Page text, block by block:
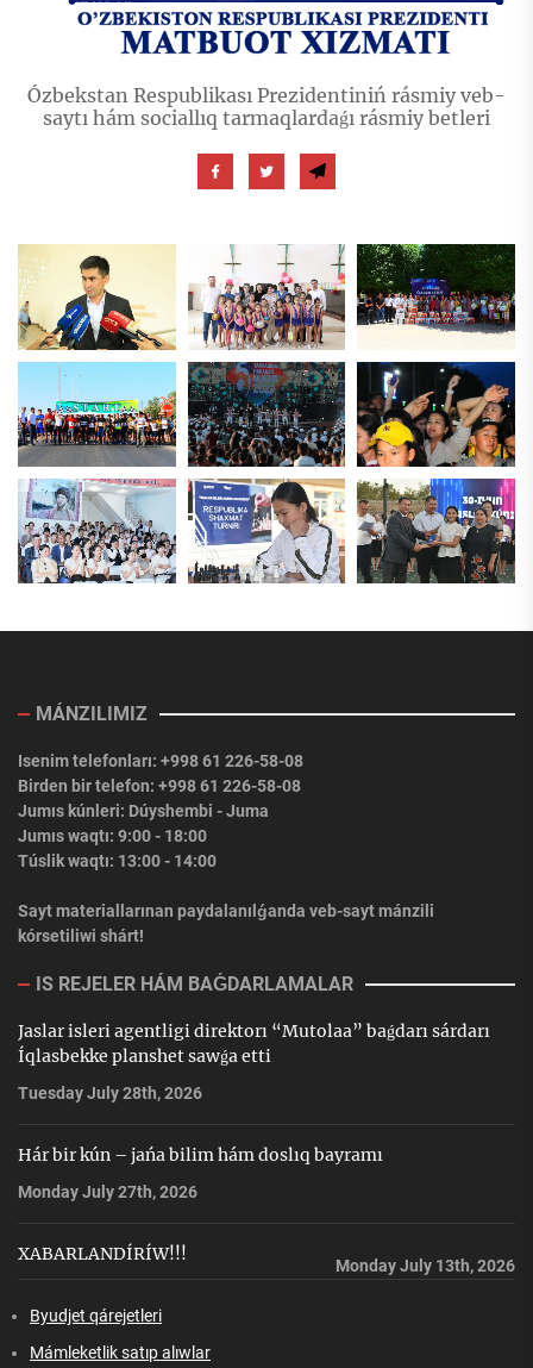
Ózbekstan Respublikası Prezidentiniń rásmiy veb-
saytı hám sociallıq tarmaqlardaǵı rásmiy betleri
MÁNZILIMIZ
Isenim telefonları: +998 61 226-58-08
Birden bir telefon: +998 61 226-58-08
Jumıs kúnleri: Dúyshembi - Juma
Jumıs waqtı: 9:00 - 18:00
Túslik waqtı: 13:00 - 14:00
Sayt materiallarınan paydalanılǵanda veb-sayt mánzili
kórsetiliwi shárt!
IS REJELER HÁM BAǴDARLAMALAR
Jaslar isleri agentligi direktorı “Mutolaa” baǵdarı sárdarı
Íqlasbekke planshet sawǵa etti
Tuesday July 28th, 2026
Hár bir kún – jańa bilim hám doslıq bayramı
Monday July 27th, 2026
XABARLANDÍRÍW!!!
Monday July 13th, 2026
Byudjet qárejetleri
Mámleketlik satıp alıwlar